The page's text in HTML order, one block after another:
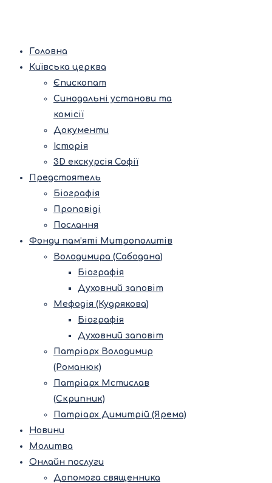
Головна
Київська церква
Єпископат
Синодальні установи та
комісії
Документи
Історія
3D екскурсія Софії
Предстоятель
Біографія
Проповіді
Послання
Фонди пам’яті Митрополитів
Володимира (Сабодана)
Біографія
Духовний заповіт
Мефодія (Кудрякова)
Біографія
Духовний заповіт
Патріарх Володимир
(Романюк)
Патріарх Мстислав
(Скрипник)
Патріарх Димитрій (Ярема)
Новини
Молитва
Онлайн послуги
Допомога священника